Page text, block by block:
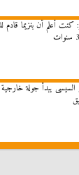
كنت أعلم أن بنزيما
السيسى يبدأ جولة خارجية